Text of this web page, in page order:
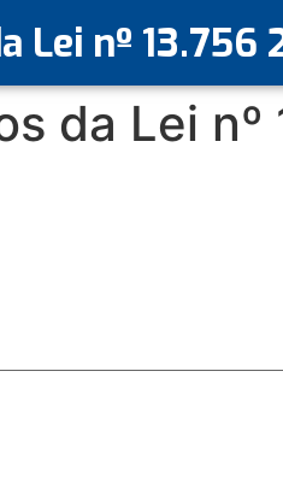
Lei nº 13.756
da Lei nº